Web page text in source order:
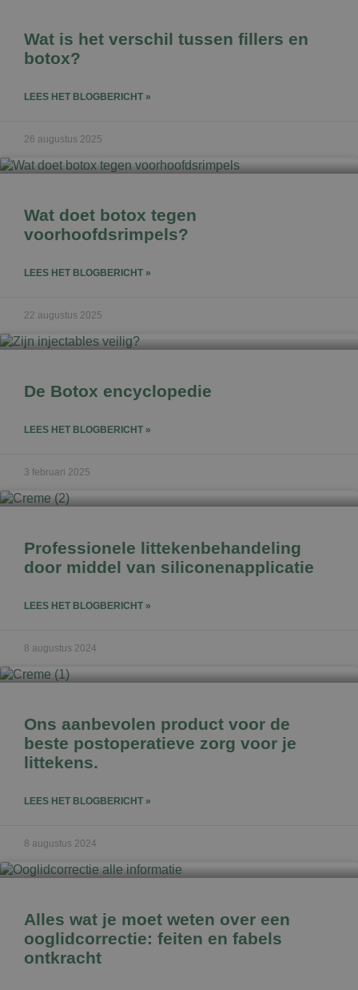
Wat is het verschil tussen fillers en
botox?
LEES HET BLOGBERICHT »
26 augustus 2025
Wat doet botox tegen
voorhoofdsrimpels?
LEES HET BLOGBERICHT »
22 augustus 2025
De Botox encyclopedie
LEES HET BLOGBERICHT »
3 februari 2025
Professionele littekenbehandeling
door middel van siliconenapplicatie
LEES HET BLOGBERICHT »
8 augustus 2024
Ons aanbevolen product voor de
beste postoperatieve zorg voor je
littekens.
LEES HET BLOGBERICHT »
8 augustus 2024
Alles wat je moet weten over een
ooglidcorrectie: feiten en fabels
ontkracht